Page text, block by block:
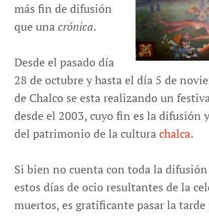
más fin de difusión
que unacrónica.
Desde el pasado día
28 de octubre y hasta el día 5 de
de Chalco se esta realizando un
desde el 2003, cuyo fin es la difusión
del patrimonio de la culturachalca.
Si bien no cuenta con toda la difusión
estos días de ocio resultantes de la
muertos, es gratificante pasar la tarde